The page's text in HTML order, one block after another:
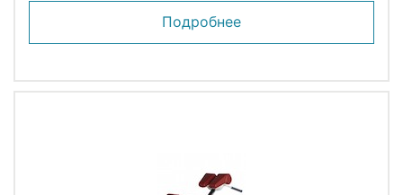
Подробнее